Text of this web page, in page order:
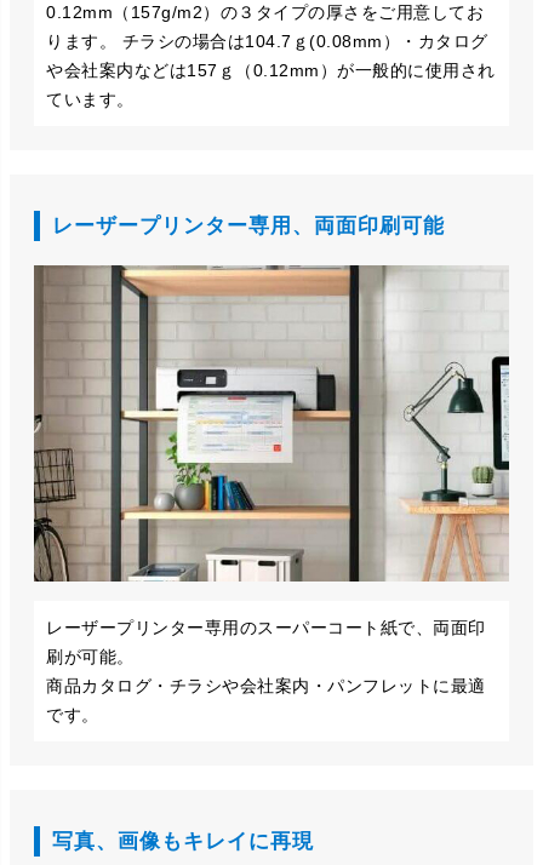
0.12mm（157g/m2）の３タイプの厚さをご用意してお
ります。 チラシの場合は104.7ｇ(0.08mm）・カタログ
や会社案内などは157ｇ（0.12mm）が一般的に使用され
ています。
レーザープリンター専用、両面印刷可能
レーザープリンター専用のスーパーコート紙で、両面印
刷が可能。
商品カタログ・チラシや会社案内・パンフレットに最適
です。
写真、画像もキレイに再現